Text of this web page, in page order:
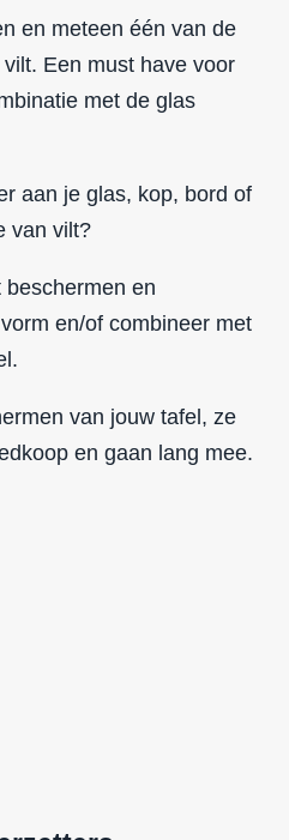
en meteen één van de
Een must have voor
met de glas
aan je glas, kop, bord of
van vilt?
en
en/of combineer met
van jouw tafel, ze
en gaan lang mee.